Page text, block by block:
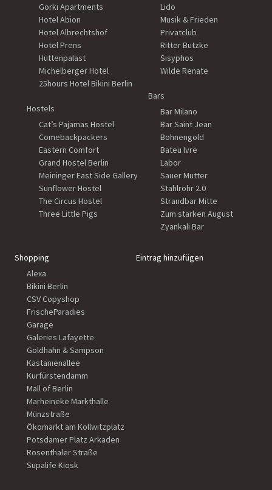
Gorki Apartments
Hotel Abion
Hotel Albrechtshof
Hotel Prens
Hüttenpalast
Michelberger Hotel
25hours Hotel Bikini Berlin
Hostels
Cat’s Pajamas Hostel
Comebackpackers
Eastern Comfort
Grand Hostel Berlin
Meininger East Side Gallery
Sunflower Hostel
The Circus Hostel
Three Little Pigs
Lido
Musik & Frieden
Privatclub
Ritter Butzke
Sisyphos
Wilde Renate
Bars
Bar Milano
Bar Saint Jean
Bohnengold
Bateu Ivre
Labor
Sauer Mutter
Stahlrohr 2.0
Strandbar Mitte
Zum starken August
Zyankali Bar
Shopping
Alexa
Bikini Berlin
CSV Copyshop
FrischeParadies
Garage
Galeries Lafayette
Goldhahn & Sampson
Kastanienallee
Kurfürstendamm
Mall of Berlin
Marheineke Markthalle
Münzstraße
Ökomarkt am Kollwitzplatz
Potsdamer Platz Arkaden
Rosenthaler Straße
Supalife Kiosk
Eintrag hinzufügen